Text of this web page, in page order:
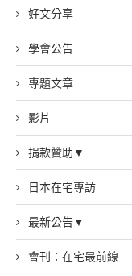
好文分享
學會公告
專題文章
影片
捐款贊助▼
日本在宅專訪
最新公告▼
會刊：在宅最前線